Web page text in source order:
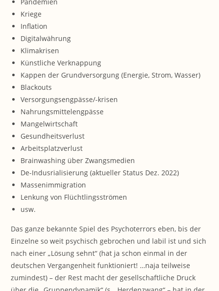
Kriege
Inflation
Digitalwährung
Klimakrisen
Künstliche Verknappung
Kappen der Grundversorgung (Energie, Strom, Wasser)
Blackouts
Versorgungsengpässe/-krisen
Nahrungsmittelengpässe
Mangelwirtschaft
Gesundheitsverlust
Arbeitsplatzverlust
Brainwashing über Zwangsmedien
De-Indusrialisierung (aktueller Status Dez. 2022)
Massenimmigration
Lenkung von Flüchtlingsströmen
usw.
Das ganze bekannte Spiel des Psychoterrors eben, bis der
Einzelne so weit psychisch gebrochen und labil ist und sich
nach einer „Lösung sehnt“ (hat ja schon einmal in der
deutschen Vergangenheit funktioniert! …naja teilweise
zumindest) – der Rest macht der gesellschaftliche Druck